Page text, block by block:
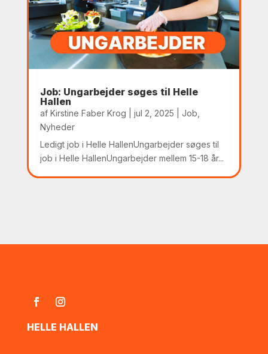
Job: Ungarbejder søges til Helle
Hallen
af Kirstine Faber Krog jul 2, 2025 Job
Nyheder
Ledigt job i Helle HallenUngarbejder søges til
job i Helle HallenUngarbejder mellem 15-18 år...
HELLE HALLEN